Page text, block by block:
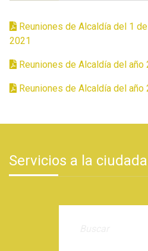
Reuniones de Alcaldía del 1
2021
Reuniones de Alcaldía del año
Reuniones de Alcaldía del año
Servicios a la